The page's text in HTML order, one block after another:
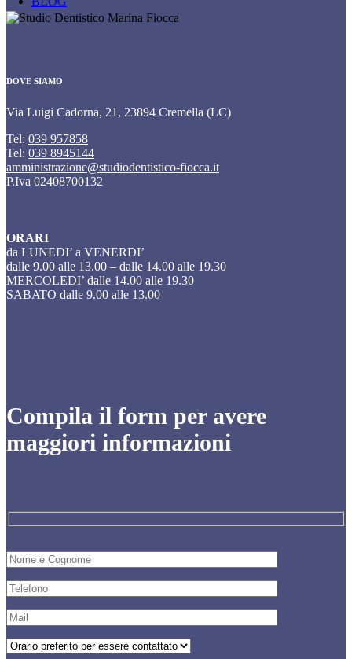
DOVE SIAMO
Via Luigi Cadorna, 21, 23894 Cremella (LC)
Tel: 039 957858
Tel: 039 8945144
amministrazione@studiodentistico-fiocca.it
P.Iva 02408700132
ORARI
da LUNEDI’ a VENERDI’
dalle 9.00 alle 13.00 – dalle 14.00 alle 19.30
MERCOLEDI’ dalle 14.00 alle 19.30
SABATO dalle 9.00 alle 13.00
Compila il form per avere
maggiori informazioni